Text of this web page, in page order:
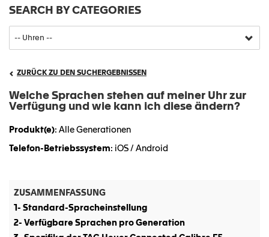
SEARCH BY CATEGORIES
ZURÜCK ZU DEN SUCHERGEBNISSEN
Welche Sprachen stehen auf meiner Uhr zur
Verfügung und wie kann ich diese ändern?
Produkt(e): Alle Generationen
Telefon-Betriebssystem: iOS / Android
ZUSAMMENFASSUNG
1- Standard-Spracheinstellung
2- Verfügbare Sprachen pro Generation